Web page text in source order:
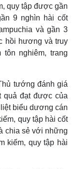
quy tập được gần
9 nghìn hài cốt
và gần 3
hồi hương và truy
nghiêm, trang
tướng đánh giá
quả đạt được của
biểu dương cán
quy tập hài cốt
chia sẻ với những
kiếm, quy tập hài